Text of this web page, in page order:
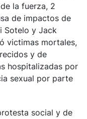
la fuerza, 2
de impactos de
Sotelo y Jack
victimas mortales,
y de
hospitalizadas por
sexual por parte
social y de